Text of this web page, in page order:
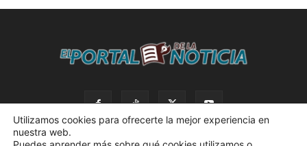
Utilizamos cookies para ofrecerte la mejor experiencia en
nuestra web.